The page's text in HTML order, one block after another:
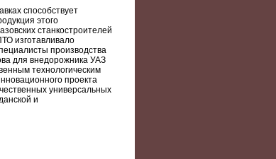
способствует
этого
станкостроителей
изготавливало
производства
для внедорожника УАЗ
технологическим
проекта
универсальных
и